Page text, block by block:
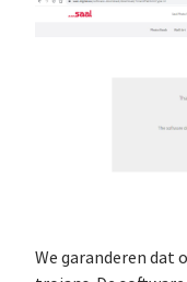
We garanderen dat